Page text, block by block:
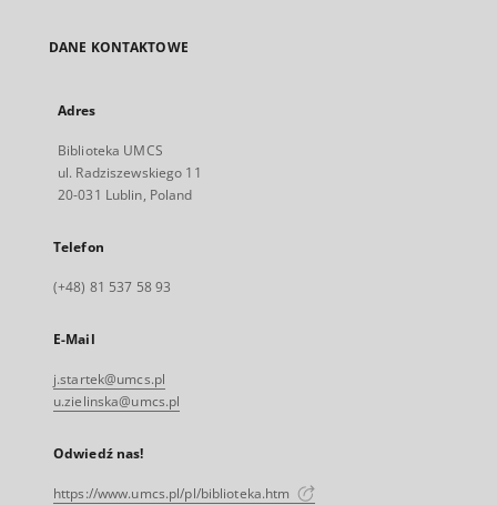
DANE KONTAKTOWE
Adres
Biblioteka UMCS
ul. Radziszewskiego 11
20-031 Lublin, Poland
Telefon
(+48) 81 537 58 93
E-Mail
j.startek@umcs.pl
u.zielinska@umcs.pl
Odwiedź nas!
https://www.umcs.pl/pl/biblioteka.htm